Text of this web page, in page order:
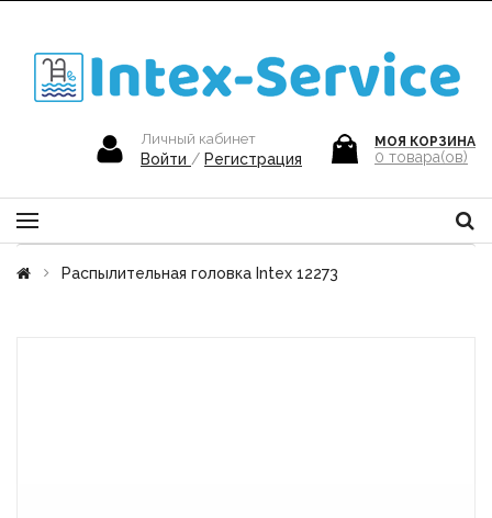
Личный кабинет
Войти / Регистрация
МОЯ КОРЗИНА
0 товара(ов)
Распылительная головка Intex 12273